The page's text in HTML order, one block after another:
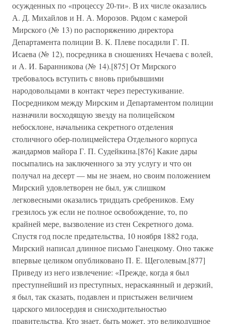
осужденных по «процессу 20-ти». В их числе оказались
А. Д. Михайлов и Н. А. Морозов. Рядом с камерой
Мирского (№ 13) по распоряжению директора
Департамента полиции В. К. Плеве посадили Г. П.
Исаева (№ 12), посредника в сношениях Нечаева с волей,
и А. И. Баранникова (№ 14).[875] От Мирского
требовалось вступить с вновь прибывшими
народовольцами в контакт через перестукивание.
Посредником между Мирским и Департаментом полиции
назначили восходящую звезду на полицейском
небосклоне, начальника секретного отделения
столичного обер-полицмейстера Отдельного корпуса
жандармов майора Г. П. Судейкина.[876] Какие дары
посыпались на заключенного за эту услугу и что он
получал на десерт — мы не знаем, но своим положением
Мирский удовлетворен не был, уж слишком
легковесными оказались тридцать сребреников. Ему
грезилось уж если не полное освобождение, то, по
крайней мере, вызволение из стен Секретного дома.
Спустя год после предательства, 10 ноября 1882 года,
Мирский написал длинное письмо Ганецкому. Оно также
впервые целиком опубликовано П. Е. Щеголевым.[877]
Приведу из него извлечение: «Прежде, когда я был
преступнейший из преступных, нераскаянный и дерзкий,
я был, так сказать, подавлен и пристыжен величием
царского милосердия и снисходительностью
правительства. Кто знает, быть может, это великодушное